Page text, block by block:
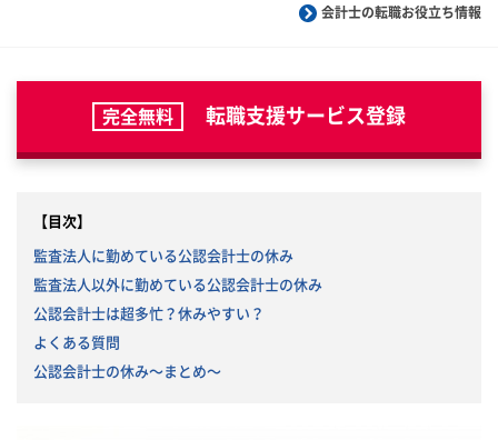
会計士の転職お役立ち情報
完全無料 転職支援サービス登録
【目次】
監査法人に勤めている公認会計士の休み
監査法人以外に勤めている公認会計士の休み
公認会計士は超多忙？休みやすい？
よくある質問
公認会計士の休み〜まとめ〜